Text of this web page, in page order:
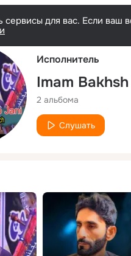
для вас. Если ваш
Исполнитель
Imam
2 альбома
Слушать